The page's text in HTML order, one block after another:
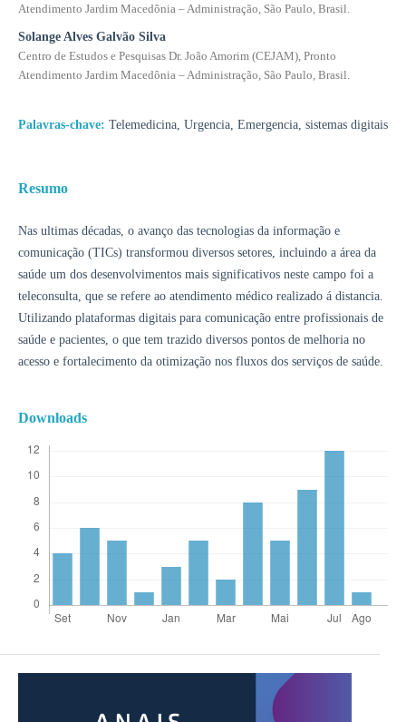
Atendimento Jardim Macedônia – Administração, São Paulo, Brasil.
Solange Alves Galvão Silva
Centro de Estudos e Pesquisas Dr. João Amorim (CEJAM), Pronto
Atendimento Jardim Macedônia – Administração, São Paulo, Brasil.
Palavras-chave: Telemedicina, Urgencia, Emergencia, sistemas digitais
Resumo
Nas ultimas décadas, o avanço das tecnologias da informação e
comunicação (TICs) transformou diversos setores, incluindo a área da
saúde um dos desenvolvimentos mais significativos neste campo foi a
teleconsulta, que se refere ao atendimento médico realizado á distancia.
Utilizando plataformas digitais para comunicação entre profissionais de
saúde e pacientes, o que tem trazido diversos pontos de melhoria no
acesso e fortalecimento da otimização nos fluxos dos serviços de saúde.
Downloads